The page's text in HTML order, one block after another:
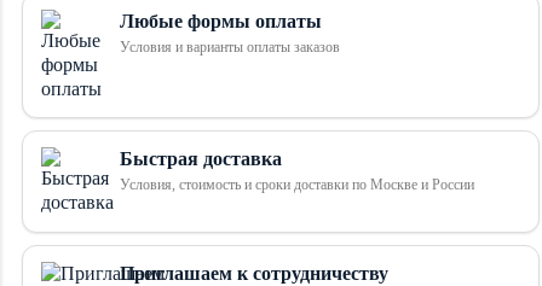
Любые формы оплаты
Условия и варианты оплаты заказов
Быстрая доставка
Условия, стоимость и сроки доставки по Москве и России
Приглашаем к сотрудничеству